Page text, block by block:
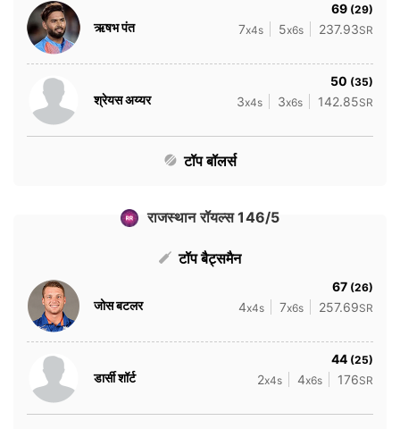
ऋषभ पंत
69 (29)
7x4s 5x6s 237.93SR
श्रेयस अय्यर
50 (35)
3x4s 3x6s 142.85SR
टॉप बॉलर्स
राजस्थान रॉयल्स 146/5
टॉप बैट्समैन
जोस बटलर
67 (26)
4x4s 7x6s 257.69SR
डार्सी शॉर्ट
44 (25)
2x4s 4x6s 176SR